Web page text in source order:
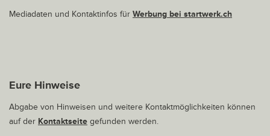
Mediadaten und Kontaktinfos für Werbung bei startwerk.ch
Eure Hinweise
Abgabe von Hinweisen und weitere Kontaktmöglichkeiten können
auf der Kontaktseite gefunden werden.